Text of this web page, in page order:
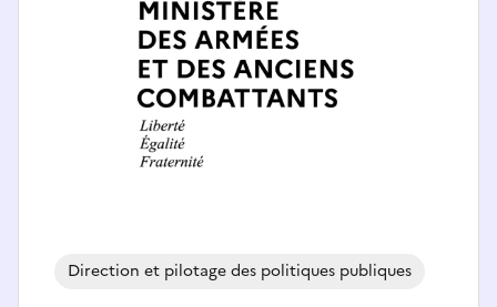
Direction et pilotage des politiques publiques